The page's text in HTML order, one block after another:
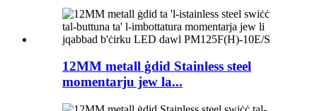
12MM metall ġdid Stainless steel
momentarju jew la...